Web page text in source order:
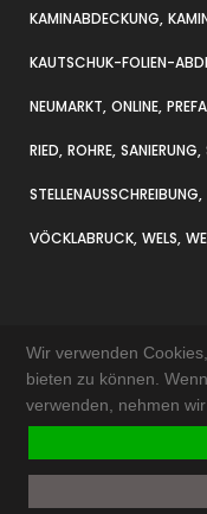
KAMINABDECKUNG
KAUTSCHUK-FOLIEN-
NEUMARKT ONLINE PREFA
RIED ROHRE SANIERUNG
STELLENAUSSCHREIBUNG
VÖCKLABRUCK WELS
Wir verwenden
bieten zu können.
verwenden, nehmen